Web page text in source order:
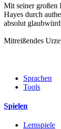
Mit seiner großen
Hayes durch
absolut
Mitreißendes
Sprachen
Tools
Spielen
Lernspiele